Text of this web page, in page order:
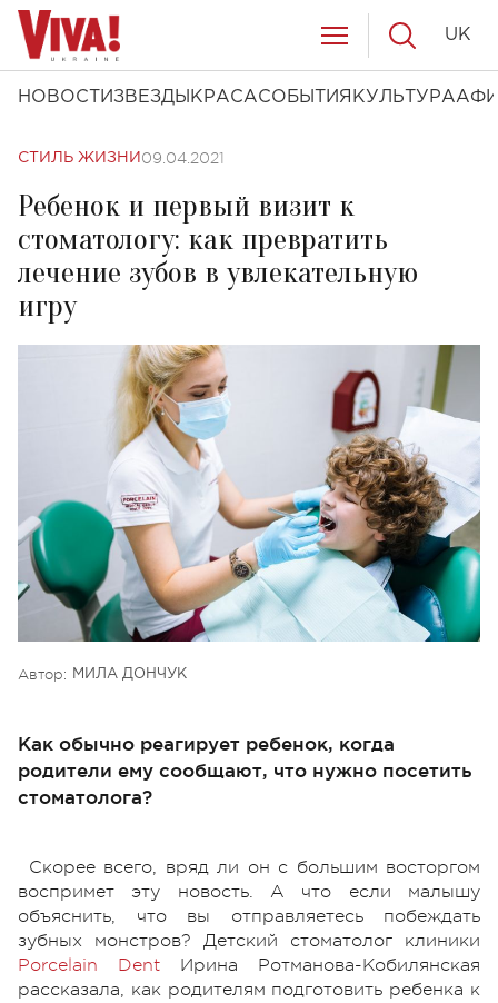
НОВОСТИ ЗВЕЗДЫ КРАСАСОБЫТИЯ КУЛЬТУРА
UK
СТИЛЬ ЖИЗНИ 09.04.2021
Ребенок и первый визит к
стоматологу: как превратить
лечение зубов в увлекательную
игру
Автор: МИЛА ДОНЧУК
Как обычно реагирует ребенок, когда
родители ему сообщают, что нужно посетить
стоматолога?
Скорее всего, вряд ли он с большим восторгом
воспримет эту новость. А что если малышу
объяснить, что вы отправляетесь побеждать
зубных монстров? Детский стоматолог клиники
Porcelain Dent Ирина Ротманова-Кобилянская
рассказала, как родителям подготовить ребенка к